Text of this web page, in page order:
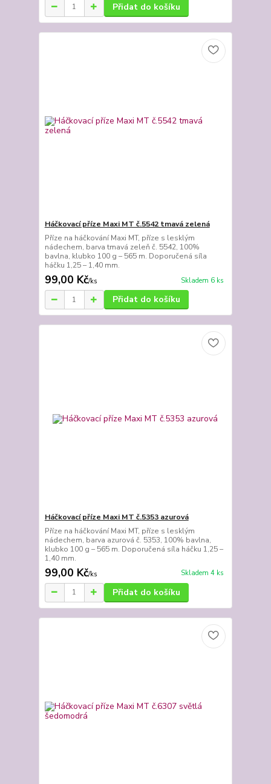
Přidat do košíku
Háčkovací příze Maxi MT č.5542 tmavá zelená
Příze na háčkování Maxi MT, příze s lesklým
nádechem, barva tmavá zeleň č. 5542, 100%
bavlna, klubko 100 g – 565 m. Doporučená síla
háčku 1,25 – 1,40 mm.
99,00 Kč/ks Skladem 6 ks
Přidat do košíku
Háčkovací příze Maxi MT č.5353 azurová
Příze na háčkování Maxi MT, příze s lesklým
nádechem, barva azurová č. 5353, 100% bavlna,
klubko 100 g – 565 m. Doporučená síla háčku 1,25 –
1,40 mm.
99,00 Kč/ks Skladem 4 ks
Přidat do košíku